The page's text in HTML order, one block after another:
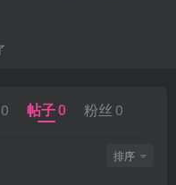
0 帖子0 粉丝 0
排序